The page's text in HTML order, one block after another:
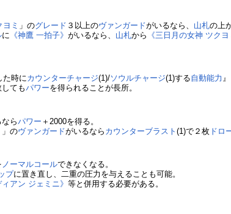
ヨミ 」のグレード ３以上のヴァンガードがいるなら、 山札の上
に 《神鷹 一拍子》がいるなら、 山札から 《三日月の女神 ツクヨ
た時にカウンターチャージ(1)/ソウルチャージ(1)する自動能力
してもパワーを得られることが長所。
ならパワー ＋2000を得る。
」のヴァンガードがいるなら カウンターブラスト(1)で２枚 ドロ
ノーマルコールできなくなる。
プに置き直し、二重の圧力を与えることも可能。
ィアン ジェミニ》等と併用する必要がある。